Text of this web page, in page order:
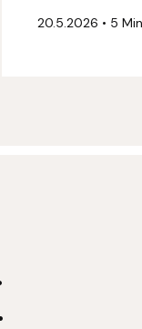
20.5.2026 • 5